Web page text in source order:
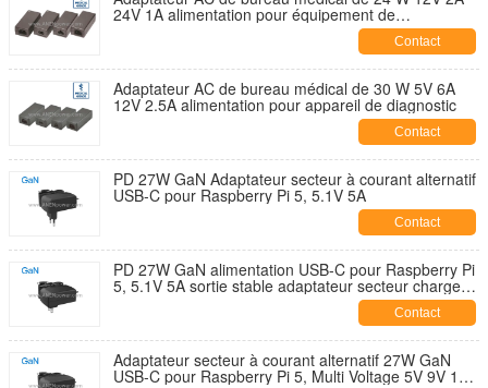
24V 1A alimentation pour équipement de
Contact
Adaptateur AC de bureau médical de 30 W 5V 6A
12V 2.5A alimentation pour appareil de diagnostic
Contact
PD 27W GaN Adaptateur secteur à courant alternatif
USB-C pour Raspberry Pi 5, 5.1V 5A
Contact
PD 27W GaN alimentation USB-C pour Raspberry Pi
5, 5.1V 5A sortie stable adaptateur secteur chargeur
Contact
Adaptateur secteur à courant alternatif 27W GaN
USB-C pour Raspberry Pi 5, Multi Voltage 5V 9V 12V